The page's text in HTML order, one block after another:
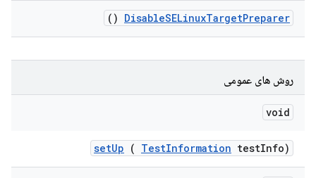
DisableSELinuxTargetPreparer
()
روش های عمومی
void
setUp ( TestInformation testInfo)